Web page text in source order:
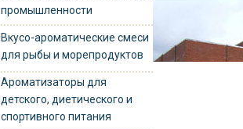
промышленности
Вкусо-ароматические смеси
для рыбы и морепродуктов
Ароматизаторы для
детского, диетического и
спортивного питания